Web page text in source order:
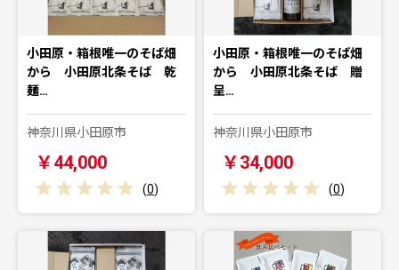
小田原・箱根唯一のそば畑
から 小田原北条そば 乾
麺…
神奈川県小田原市
￥44,000
(0)
小田原・箱根唯一のそば畑
から 小田原北条そば 贈
呈…
神奈川県小田原市
￥34,000
(0)